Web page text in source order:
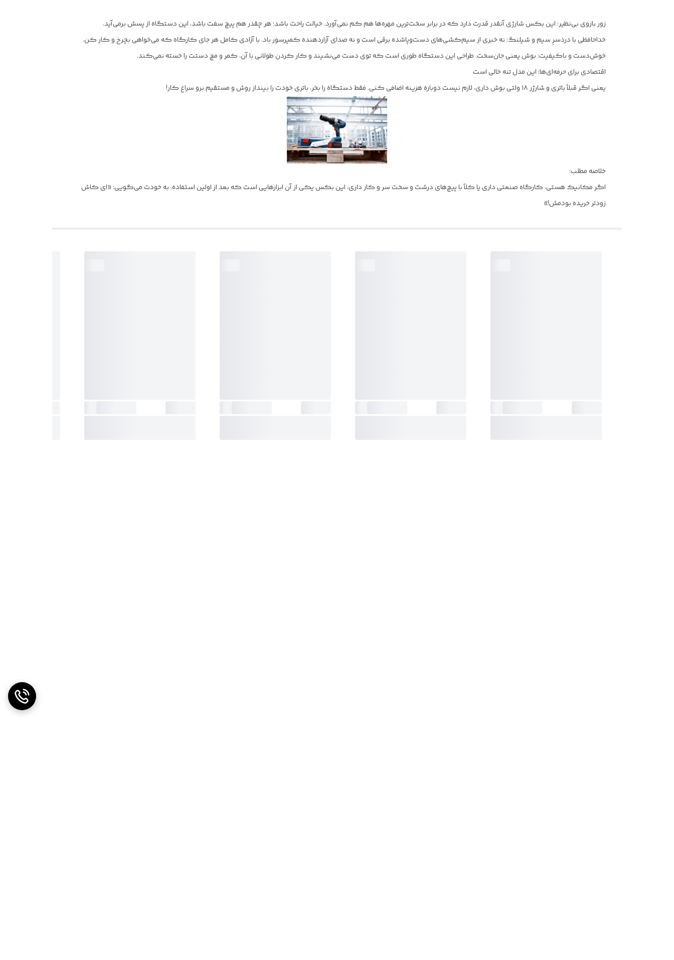
زور بازوی بی‌نظیر: این بکس شارژی آنقدر قدرت دارد که در برابر سخت‌ترین مهره‌ها هم کم نمی‌آورد. خیالت راحت باشد؛ هر چقدر هم پیچ سفت باشد، این دستگاه از پسش برمی‌آید.
خداحافظی با دردسرِ سیم و شیلنگ: نه خبری از سیم‌کشی‌های دست‌وپاشده برقی است و نه صدای آزاردهنده کمپرسور باد. با آزادی کامل هر جای کارگاه که می‌خواهی بچرخ و کار کن.
خوش‌دست و باکیفیت: بوش یعنی جان‌سخت. طراحی این دستگاه طوری است که توی دست می‌نشیند و کار کردن طولانی با آن، کمر و مچ دستت را خسته نمی‌کند.
اقتصادی برای حرفه‌ای‌ها: این مدل تنه خالی است
یعنی اگر قبلاً باتری و شارژر ۱۸ ولتی بوش داری، لازم نیست دوباره هزینه اضافی کنی. فقط دستگاه را بخر، باتری خودت را بینداز روش و مستقیم برو سراغ کار!
خلاصه مطلب:
اگر مکانیک هستی، کارگاه صنعتی داری یا کلاً با پیچ‌های درشت و سخت سر و کار داری، این بکس یکی از آن ابزارهایی است که بعد از اولین استفاده، به خودت می‌گویی: «ای کاش
زودتر خریده بودمش!»